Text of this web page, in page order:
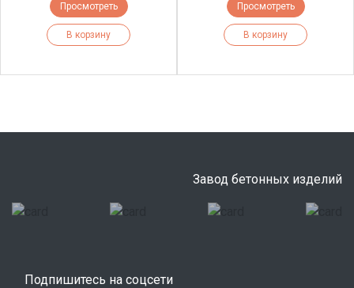
Просмотреть
В корзину
Просмотреть
В корзину
Завод бетонных изделий
Подпишитесь на соцсети